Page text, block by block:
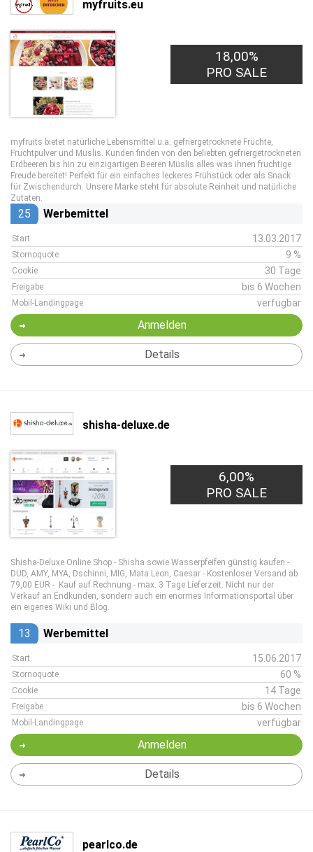
myfruits.eu
18,00%
PRO SALE
myfruits bietet natürliche Lebensmittel u.a. gefriergetrocknete Früchte,
Fruchtpulver und Müslis. Kunden finden von den beliebten gefriergetrockneten
Erdbeeren bis hin zu einzigartigen Beeren Müslis alles was ihnen fruchtige
Freude bereitet! Perfekt für ein einfaches leckeres Frühstück oder als Snack
für Zwischendurch. Unsere Marke steht für absolute Reinheit und natürliche
Zutaten.
25 Werbemittel
Start 13.03.2017
Stornoquote 9 %
Cookie 30 Tage
Freigabe bis 6 Wochen
Mobil-Landingpage verfügbar
Anmelden
Details
shisha-deluxe.de
6,00%
PRO SALE
Shisha-Deluxe Online Shop - Shisha sowie Wasserpfeifen günstig kaufen -
DUD, AMY, MYA, Dschinni, MIG, Mata Leon, Caesar - Kostenloser Versand ab
79,00 EUR - Kauf auf Rechnung - max. 3 Tage Lieferzeit. Nicht nur der
Verkauf an Endkunden, sondern auch ein enormes Informationsportal über
ein eigenes Wiki und Blog.
13 Werbemittel
Start 15.06.2017
Stornoquote 60 %
Cookie 14 Tage
Freigabe bis 6 Wochen
Mobil-Landingpage verfügbar
Anmelden
Details
pearlco.de